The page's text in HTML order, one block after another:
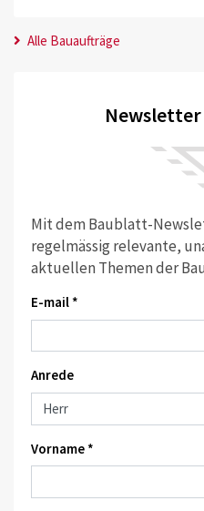
Alle Bauaufträge
Mit dem Baublatt-
regelmässig relevante,
aktuellen Themen der
E-mail *
Anrede
Vorname *